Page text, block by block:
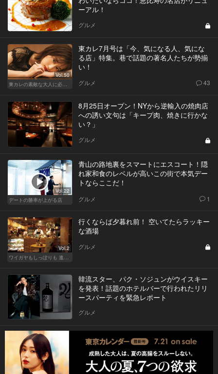
ーアル！
グルメ
Vol.50
東カレ7月号は「今、気になる人、気にな
る店」特集。巷で話題の著名人たちが勢揃
い！
グルメ 43
8月25日オープン！NYから逆輸入の焼肉店
への誘い文句は「キープ肉、焼きに行かな
い？」
グルメ
Vol.22
デートの勝率が上がる店
青山の路地裏をスマートにエスコート！隠
れ家和食のレベルが高いこの街で本気デー
トならここだ！
グルメ 1
Vol.2
ワイガヤもしっぽりも 進化する大人の酒場スタイル
行くならば夕暮れ前！ 空いてたらラッキー
な酒場
グルメ
韓流スター、パク・ソジュンがウイスキー
を発表！話題のホテルバーで行われたリリ
ースパーティを緊急レポート
グルメ